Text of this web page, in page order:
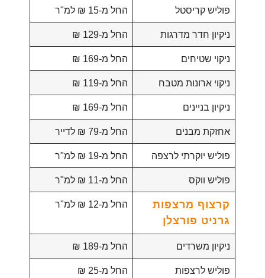
פוליש קריסטל החל מ-15 ₪ למ"ר
ניקיון חדר מדרגות החל מ-129 ₪
ניקוי שטיחים החל מ-169 ₪
ניקוי ארונות מטבח החל מ-119 ₪
ניקיון בניינים החל מ-169 ₪
אחזקת מבנים החל מ-79 ₪ לדייר
פוליש יוקרתי לרצפה החל מ-19 ₪ למ"ר
פוליש ווקס החל מ-11 ₪ למ"ר
קרצוף מרצפות
גרניט פורצלן
החל מ-12 ₪ למ"ר
ניקיון משרדים החל מ-189 ₪
פוליש לרצפות
החל מ-25 ₪